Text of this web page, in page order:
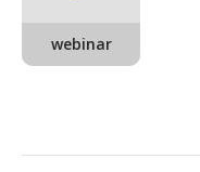
webinar